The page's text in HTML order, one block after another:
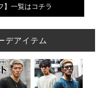
】一覧はコチラ
デアイテム